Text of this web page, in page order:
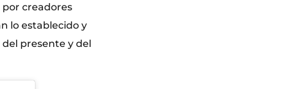
creadores
lo establecido y
presente y del